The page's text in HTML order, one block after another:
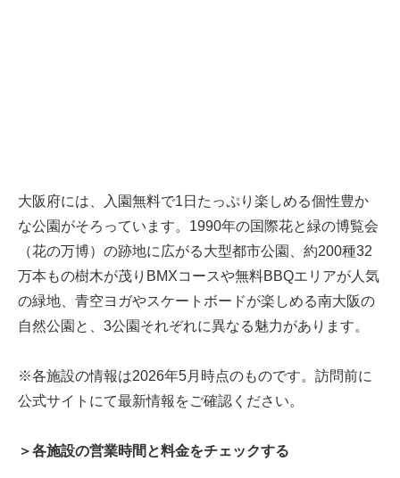
大阪府には、入園無料で1日たっぷり楽しめる個性豊か
な公園がそろっています。1990年の国際花と緑の博覧会
（花の万博）の跡地に広がる大型都市公園、約200種32
万本もの樹木が茂りBMXコースや無料BBQエリアが人気
の緑地、青空ヨガやスケートボードが楽しめる南大阪の
自然公園と、3公園それぞれに異なる魅力があります。
※各施設の情報は2026年5月時点のものです。訪問前に
公式サイトにて最新情報をご確認ください。
＞各施設の営業時間と料金をチェックする